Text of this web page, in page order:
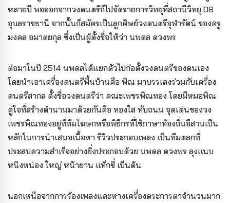
หลายปี พอออกจากวงดนตรีก็ไปจัดรายการวิทยุที่สถานีวิทยุ 08
อุบลราชธานี จากนั้นก็สมัครเป็นลูกศิษย์วงดนตรีจุฬารัตน์ ของครู
มงคล อมาตยกุล ซึ่งเป็นผู้ตั้งชื่อให้ว่า นพดล ดวงพร
ต่อมาในปี 2514 นพดลได้แยกตัวไปก่อตั้งวงดนตรีของตนเอง
โดยนำเอาเครื่องดนตรีพื้นบ้านคือ พิณ มาบรรเลงร่วมกับเครื่อง
ดนตรีสากล ตั้งชื่อวงดนตรีว่า คณะเพชรพิณทอง โดยมีหมอพิณ
คู่ใจที่สร้างตำนานมาด้วยกันคือ ทองใส ทับถนน จุดเด่นของวง
เพชรพิณทองอยู่ที่ทีมโฆษกหรือพิธีกรที่ใช้ภาษาท้องถิ่นอีสานเป็น
หลักในการนำเสนอเนื้อหา รีวิวประกอบเพลง เป็นทีมตลกที่
ประสบความสำเร็จอย่างยิ่งประกอบด้วย นพดล ดวงพร ลุงแนบ
หนิงหน่อง ใหญ่ หน้ายาน แท็กซี่ เป็นต้น
นอกเหนือจากการร้องเพลงและหางเครื่องตระการตาจำนวนมาก